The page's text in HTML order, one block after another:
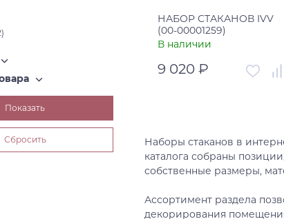
)
НАБОР СТАКАНОВ IVV
(00-00001259)
В наличии
9 020 ₽
В корзину
Купить в один клик
Наборы стаканов в
каталога собраны
собственные размеры,
Ассортимент раздела
декорирования